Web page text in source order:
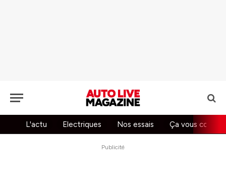
L'actu Electriques Nos essais Ça vous
Publicité